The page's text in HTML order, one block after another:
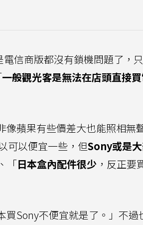
信商版都沒有鎖機問題了，
一般觀光客是無法在店頭直接
像蘋果有些價差大也能照相無
可以便宜一些，但Sony或是
「日本盒內配件很少 ，反正要
Sony不便宜就是了。」不過